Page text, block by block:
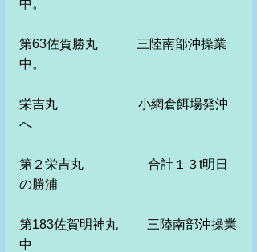
中。
第63佐賀勝丸　　　三陸南部沖操業
中。
栄吉丸　　　　　　 小網倉餌場発沖
へ
第２栄吉丸　　　　　合計１３t明日
の勝浦
第183佐賀明神丸　　 三陸南部沖操業
中